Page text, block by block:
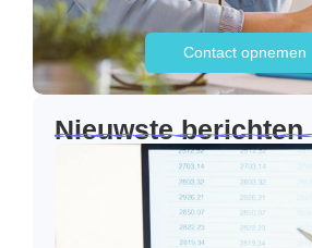
Contact opnemen
Nieuwste berichten